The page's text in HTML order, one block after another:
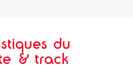
du
& track